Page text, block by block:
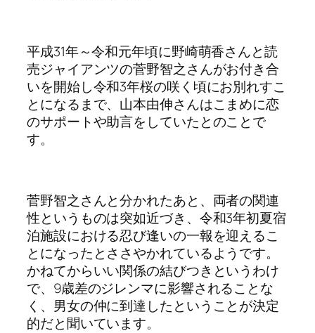
平成31年～令和元年頃に野崎萌香さんと読
売ジャイアンツの菅野智之さんがお付き合
いを開始し令和3年桜の咲く頃にお別れすこ
とになるまで、山本由伸さんはこまめに恋
のサポートや助言をしていたとのことで
す。
菅野智之さんと分かれたあと、両者の関連
性というものは突如近づき、令和3年初夏宿
泊施設における忍び逢いの一報を迎えるこ
とになったとささやかれているようです。
かねてからいい関係の結びつきというわけ
で、9歳差のジレンマに影響されることな
く、男女の仲に到達したということが決定
的だと聞いています。